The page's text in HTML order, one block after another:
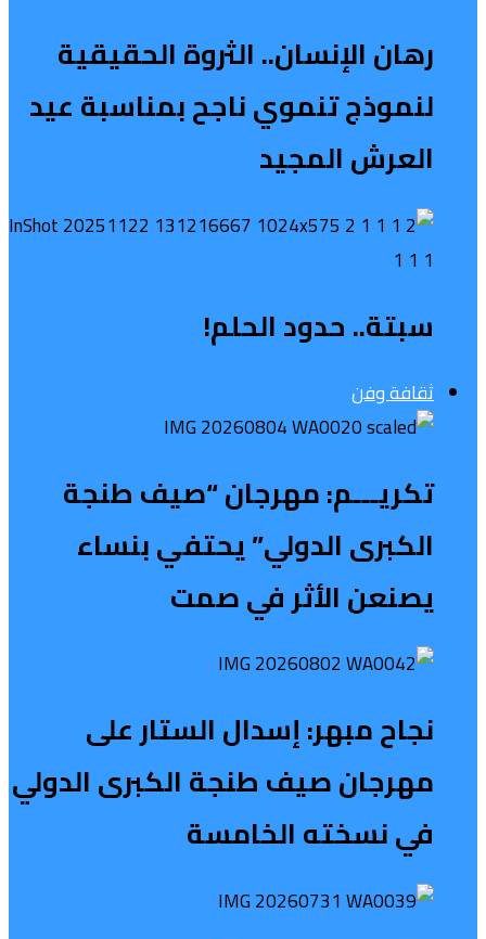
رهان الإنسان.. الثروة الحقيقية
لنموذج تنموي ناجح بمناسبة عيد
العرش المجيد
سبتة.. حدود الحلم!
ثقافة وفن
تكريـــم: مهرجان “صيف طنجة
الكبرى الدولي” يحتفي بنساء
يصنعن الأثر في صمت
نجاح مبهر: إسدال الستار على
مهرجان صيف طنجة الكبرى الدولي
في نسخته الخامسة